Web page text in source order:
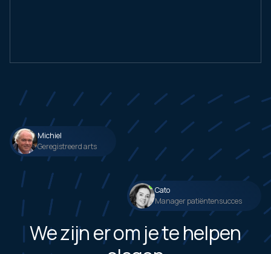
We zijn er om je te helpen
Michiel
Geregistreerd arts
Cato
Manager patiëntensucces